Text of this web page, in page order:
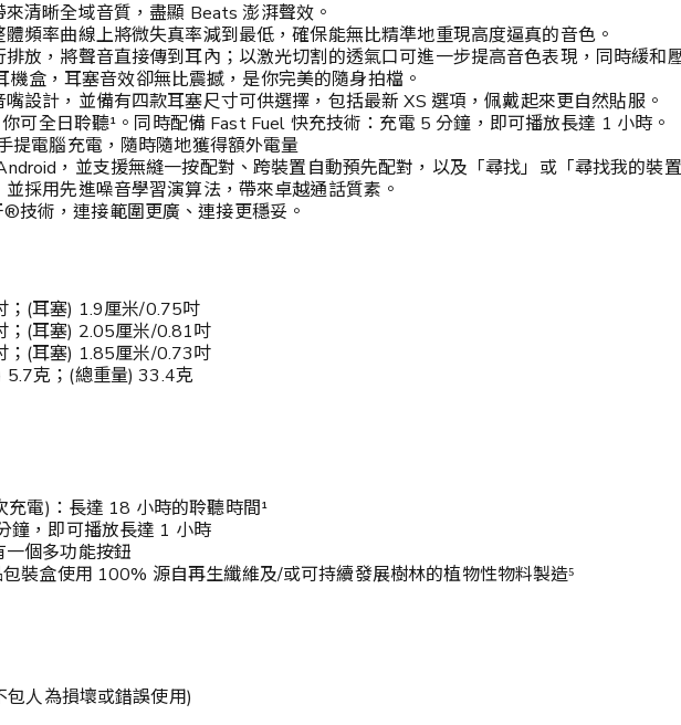
清晰全域音質，盡顯 Beats 澎湃聲效。
頻率曲線上將微失真率減到最低，確保能無比精準地重現高度逼真的音色。
放，將聲音直接傳到耳內；以激光切割的透氣口可進一步提高音色表現，同時緩和
盒，耳塞音效卻無比震撼，是你完美的隨身拍檔。
設計，並備有四款耳塞尺寸可供選擇，包括最新 XS 選項，佩戴起來更自然貼服。
可全日聆聽¹。同時配備 Fast Fuel 快充技術：充電 5 分鐘，即可播放長達 1 小時⁴。
提電腦充電，隨時隨地獲得額外電量
，並支援無縫一按配對、跨裝置自動預先配對，以及「尋找」或「尋找我的裝置
採用先進噪音學習演算法，帶來卓越通話質素。
技術，連接範圍更廣、連接更穩妥。
；(耳塞) 1.9厘米/0.75吋
；(耳塞) 2.05厘米/0.81吋
；(耳塞) 1.85厘米/0.73吋
克；(總重量) 33.4克
電)：長達 18 小時的聆聽時間¹
，即可播放長達 1 小時⁴
個多功能按鈕
裝盒使用 100% 源自再生纖維及/或可持續發展樹林的植物性物料製造⁵
人為損壞或錯誤使用)